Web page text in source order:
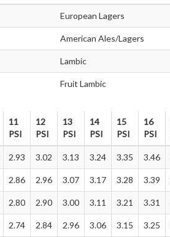
European Lagers
American Ales/Lagers
Lambic
Fruit Lambic
11
PSI
12
PSI
13
PSI
14
PSI
15
PSI
16
PSI
11
12
13
14
15
16
2.93 3.02 3.13 3.24 3.35 3.46
2.86 2.96 3.07 3.17 3.28 3.39
2.80 2.90 3.00 3.11 3.21 3.31
2.74 2.84 2.96 3.06 3.15 3.25